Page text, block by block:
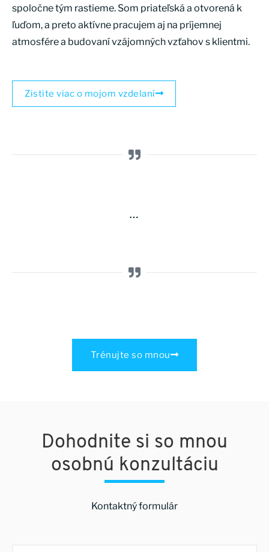
spoločne tým rastieme. Som priateľská a otvorená k
ľuďom, a preto aktívne pracujem aj na príjemnej
atmosfére a budovaní vzájomných vzťahov s klientmi.
Zistite viac o mojom vzdelaní
…
Trénujte so mnou
Dohodnite si so mnou
osobnú konzultáciu
Kontaktný formulár